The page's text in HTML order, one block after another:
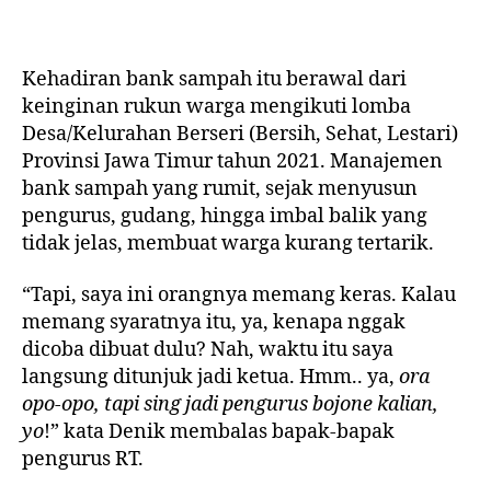
Kehadiran bank sampah itu berawal dari
keinginan rukun warga mengikuti lomba
Desa/Kelurahan Berseri (Bersih, Sehat, Lestari)
Provinsi Jawa Timur tahun 2021. Manajemen
bank sampah yang rumit, sejak menyusun
pengurus, gudang, hingga imbal balik yang
tidak jelas, membuat warga kurang tertarik.
“Tapi, saya ini orangnya memang keras. Kalau
memang syaratnya itu, ya, kenapa nggak
dicoba dibuat dulu? Nah, waktu itu saya
langsung ditunjuk jadi ketua. Hmm.. ya, ora
opo-opo, tapi sing jadi pengurus bojone kalian,
yo!” kata Denik membalas bapak-bapak
pengurus RT.